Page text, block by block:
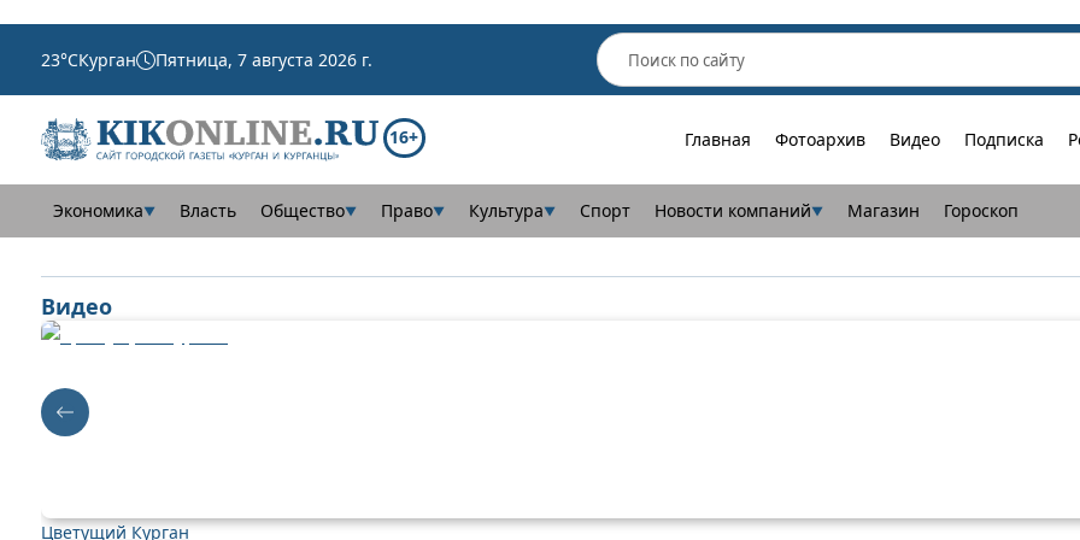
23°CКурган Пятница, 7 августа 2026 г.
16+ Главная Фотоархив Видео Подписка
Экономика▼ Власть Общество▼ Право▼ Культура▼ Спорт Новости компаний▼ Магазин Гороскоп
Видео
Цветущий Курган